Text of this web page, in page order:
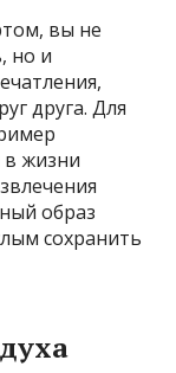
вы не
но и
друга. Для
в жизни
образ
сохранить